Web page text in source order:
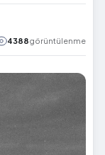
4388görüntülenme